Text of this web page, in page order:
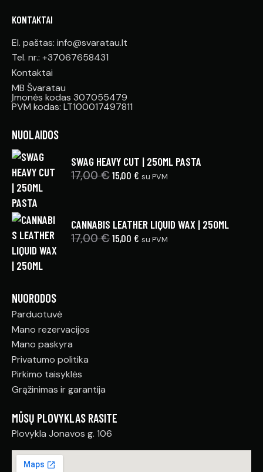
KONTAKTAI
El. paštas: info@svaratau.lt
Tel. nr.: +37067658431
Kontaktai
MB Švaratau
Įmonės kodas 307055479
PVM kodas: LT100017497811
NUOLAIDOS
SWAG HEAVY CUT | 250ML PASTA
17,00€15,00 € su PVM
CANNABIS LEATHER LIQUID WAX | 250ML
17,00€15,00 € su PVM
NUORODOS
Parduotuvė
Mano rezervacijos
Mano paskyra
Privatumo politika
Pirkimo taisyklės
Grąžinimas ir garantija
MŪSŲ PLOVYKLAS RASITE
Plovykla Jonavos g. 106